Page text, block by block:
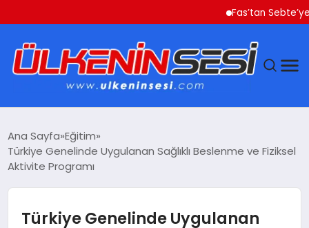
Fas’tan Sebte’ye
EKONOMI
Ana Sayfa Eğitim
Türkiye Genelinde Uygulanan Sağlıklı Beslenme ve Fiziksel
Aktivite Programı
Türkiye Genelinde Uygulanan